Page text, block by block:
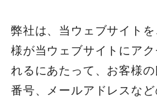
弊社は、当ウェブサイト
様が当ウェブサイトにア
れるにあたって、お客様
番号、メールアドレスな